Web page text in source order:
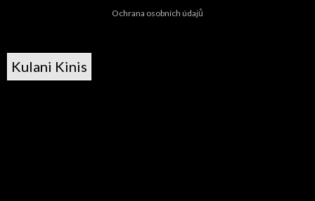
Ochrana osobních údajů
Kulani Kinis